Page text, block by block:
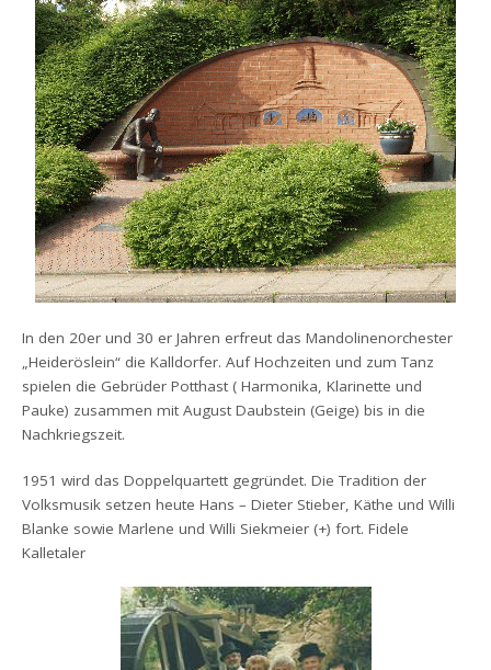
In den 20er und 30 er Jahren erfreut das Mandolinenorchester
„Heideröslein“ die Kalldorfer. Auf Hochzeiten und zum Tanz
spielen die Gebrüder Potthast ( Harmonika, Klarinette und
Pauke) zusammen mit August Daubstein (Geige) bis in die
Nachkriegszeit.
1951 wird das Doppelquartett gegründet. Die Tradition der
Volksmusik setzen heute Hans – Dieter Stieber, Käthe und Willi
Blanke sowie Marlene und Willi Siekmeier (+) fort. Fidele
Kalletaler